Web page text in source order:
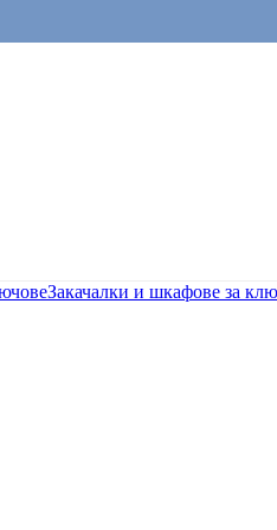
Закачалки и шкафове за